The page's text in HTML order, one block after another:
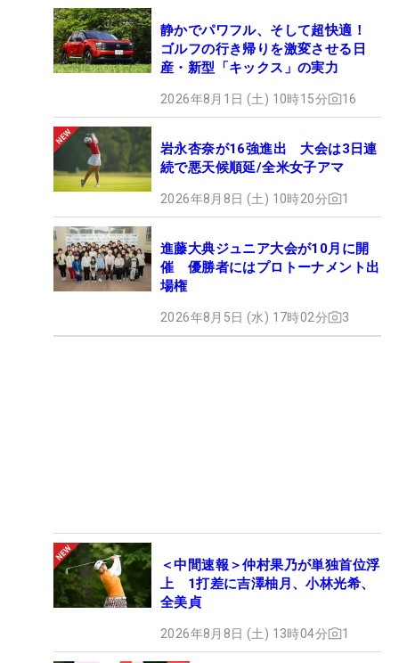
静かでパワフル、そして超快適！
ゴルフの行き帰りを激変させる日
産・新型「キックス」の実力
2026年8月1日 (土) 10時15分 16
岩永杏奈が16強進出 大会は3日連
続で悪天候順延/全米女子アマ
2026年8月8日 (土) 10時20分 1
進藤大典ジュニア大会が10月に開
催 優勝者にはプロトーナメント出
場権
2026年8月5日 (水) 17時02分 3
＜中間速報＞仲村果乃が単独首位浮
上 1打差に吉澤柚月、小林光希、
全美貞
2026年8月8日 (土) 13時04分 1